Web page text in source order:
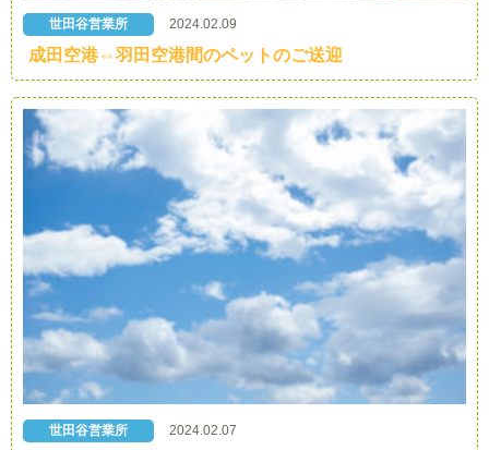
世田谷営業所 2024.02.09
成田空港⇔羽田空港間のペットのご送迎
世田谷営業所 2024.02.07